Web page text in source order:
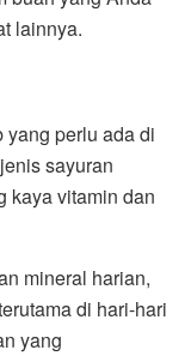
lainnya.
perlu ada di
sayuran
kaya vitamin dan
mineral harian,
di hari-hari
yang